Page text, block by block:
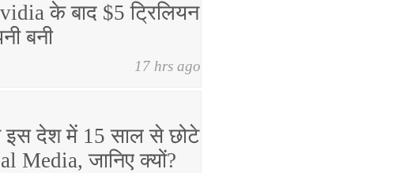
के बाद $5 ट्रिलियन
बनी
17 hrs ago
देश में 15 साल से छोटे
Media, जानिए क्यों?